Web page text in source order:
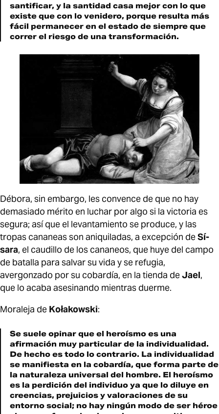
santificar, y la santidad casa mejor con lo que
existe que con lo venidero, porque resulta más
fácil permanecer en el estado de siempre que
correr el riesgo de una transformación.
Débora, sin embargo, les convence de que no hay
demasiado mérito en luchar por algo si la victoria es
segura; así­ que el levantamiento se produce, y las
tropas cananeas son aniquiladas, a excepción deSí­
sara, el caudillo de los cananeos, que huye del campo
de batalla para salvar su vida y se refugia,
avergonzado por su cobardí­a, en la tienda deJael,
que lo acaba asesinando mientras duerme.
Moraleja de Kołakowski:
Se suele opinar que el heroí­smo es una
afirmación muy particular de la individualidad.
De hecho es todo lo contrario. La individualidad
se manifiesta en la cobardí­a, que forma parte de
la naturaleza universal del hombre. El heroí­smo
es la perdición del individuo ya que lo diluye en
creencias, prejuicios y valoraciones de su
entorno social; no hay ningún modo de ser héroe